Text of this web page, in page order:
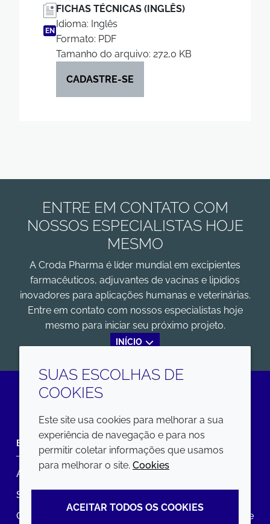
EN
FICHAS TÉCNICAS (INGLÊS)
Idioma: Inglês
Formato: PDF
Tamanho do arquivo: 272,0 KB
CADASTRE-SE
ENTRE EM CONTATO COM
NOSSOS ESPECIALISTAS HOJE
MESMO
A Croda Pharma é líder mundial em excipientes
farmacêuticos, adjuvantes de vacinas e lipídios
inovadores para aplicações humanas e veterinárias.
Entre em contato com nossos especialistas hoje
mesmo para iniciar seu próximo projeto.
INÍCIO
LinkedIn
EMPRESA
Annual Report
Sustainability Report
Croda.com
LEGAL
Termos e condições
Declaração de Acessibilidade
SUAS ESCOLHAS DE
COOKIES
Este site usa cookies para melhorar a sua
experiência de navegação e para nos
permitir coletar informações que usamos
para melhorar o site. Cookies
ACEITAR TODOS OS COOKIES